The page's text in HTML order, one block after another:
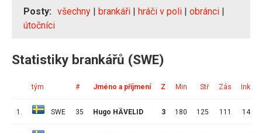
Posty: všechny | brankáři | hráči v poli | obránci |
útočníci
Statistiky brankářů (SWE)
tým # Jméno a příjmení Z Min Stř Zás Ink
1. SWE 35 Hugo HÄVELID 3 180 125 111 14